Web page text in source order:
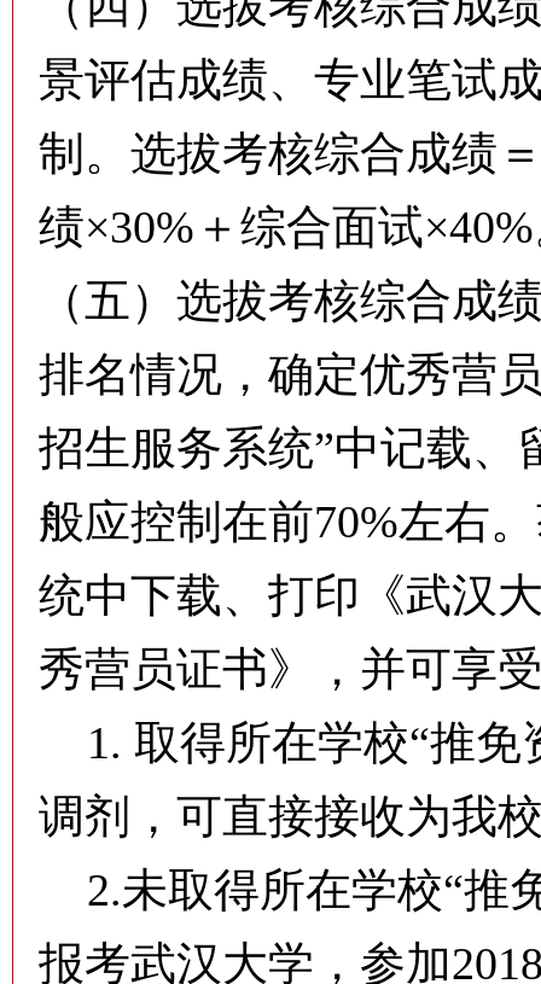
景评估成绩、专业笔试
制。选拔考核综合成绩
绩×30%＋综合面试
（五）选拔考核综合成
排名情况，确定优秀营
招生服务系统”中记载、
般应控制在前70%左右
统中下载、打印《武汉
秀营员证书》，并可享
1. 取得所在学校“推免
调剂，可直接接收为我
2.未取得所在学校“推
报考武汉大学，参加